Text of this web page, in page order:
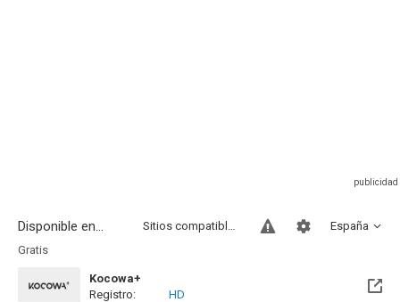
Disponible en... España
Sitios compatibles
Gratis
Kocowa+
Registro:
HD